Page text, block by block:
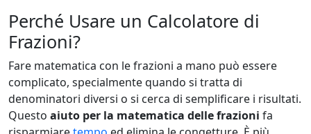
Perché Usare un Calcolatore di
Frazioni?
Fare matematica con le frazioni a mano può essere
complicato, specialmente quando si tratta di
denominatori diversi o si cerca di semplificare i risultati.
Questo aiuto per la matematica delle frazioni fa